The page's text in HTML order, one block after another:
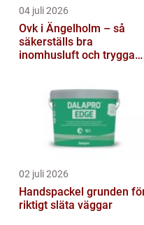
04 juli 2026
Ovk i Ängelholm – så
säkerställs bra
inomhusluft och trygga
02 juli 2026
Handspackel grunden för
riktigt släta väggar